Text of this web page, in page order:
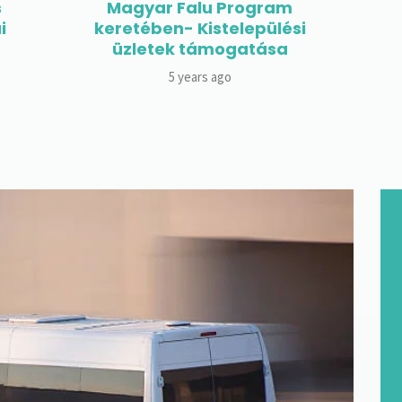
A Magyar Falu Program
keretében elindul a Falusi Civil
Alap
6 years ago